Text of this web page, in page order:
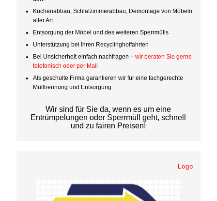
Küchenabbau, Schlafzimmerabbau, Demontage von Möbeln
aller Art
Entsorgung der Möbel und des weiteren Sperrmülls
Unterstützung bei Ihren Recyclinghoffahrten
Bei Unsicherheit einfach nachfragen – wir beraten Sie gerne
telefonisch oder per Mail
Als geschulte Firma garantieren wir für eine fachgerechte
Mülltrennung und Entsorgung
Wir sind für Sie da, wenn es um eine
Entrümpelungen oder Sperrmüll geht, schnell
und zu fairen Preisen!
Logo